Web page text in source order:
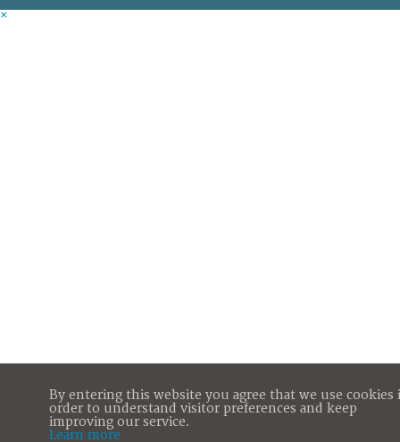
×
By entering this website you agree that we use cookies
order to understand visitor preferences and keep
improving our service.
Learn more